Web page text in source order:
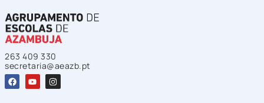
263 409 330
secretaria@aeazb.pt